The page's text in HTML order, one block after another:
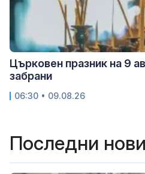
Църковен празник на 9
забрани
06:30 • 09.08.26
Последни